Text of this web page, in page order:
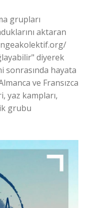
grupları
aktaran
diyerek
sonrasında hayata
ve Fransızca
yaz kampları,
grubu